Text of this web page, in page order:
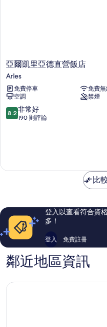
亞
爾
凱
里
亞
德
直
亞爾凱里亞德直營飯店
Arles
免費停車
免費
空調
禁煙
8.2
分，
常
評
論
8.2 非常好
190 則評論
比
登入以查看符合資
多！
登入 免費註冊
鄰近地區資訊